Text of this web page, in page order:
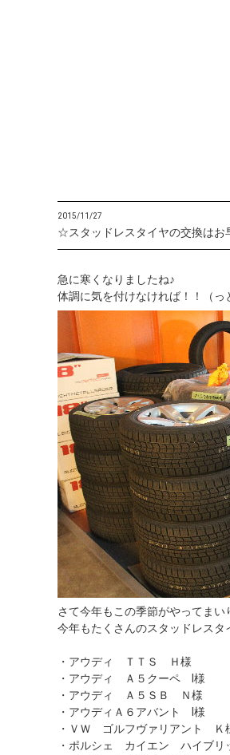
2015/11/27
☆スタッドレスタイヤの交換は
急に寒くなりましたね♪
体調に気を付けなければ！！（っ
さて今年もこの季節がやってまい
今年もたくさんのスタッドレスタ
・アウディ ＴＴＳ Ｈ様
・アウディ Ａ５クーペ Ⅰ様
・アウディ Ａ５ＳＢ Ｎ様
・アウディＡ６アバント Ⅰ様
・ＶＷ ゴルフヴァリアント Ｋ
・ポルシェ カイエン ハイブ